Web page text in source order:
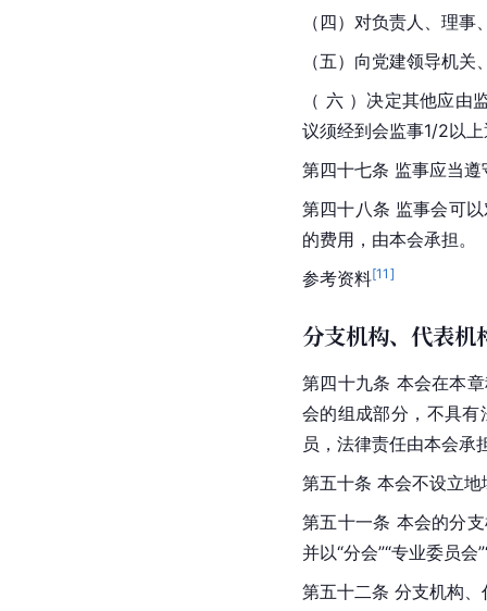
（四）对负责人、理
（五）向党建领导机
（ 六 ）决定其他应
议须经到会监事1/2以
第四十七条 监事应当
第四十八条 监事会可
的费用，由本会承担。
参考资料[11 ]
分支机构、代表机
第四十九条 本会在本
会的组成部分，不具
员，法律责任由本会承
第五十条 本会不设立
第五十一条 本会的分
并以“分会”“专业委员会
第五十二条 分支机构